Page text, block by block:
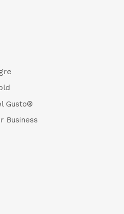
Gusto®
Business